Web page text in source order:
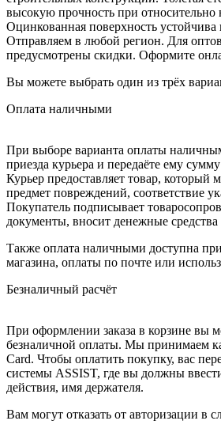
высокую прочность при относительно
Оцинкованная поверхность устойчива
Отправляем в любой регион. Для
предусмотрены скидки. Оформите
Вы можете выбрать один из трёх
Оплата наличными
При выборе варианта оплаты
приезда курьера и передаёте ему
Курьер предоставляет товар, который
предмет повреждений, соответствие
Покупатель подписывает
документы, вносит денежные средства
Также оплата наличными доступна
магазина, оплаты по почте или
Безналичный расчёт
При оформлении заказа в корзине вы
безналичной оплаты. Мы принимаем
Card. Чтобы оплатить покупку, вас
системы ASSIST, где вы должны
действия, имя держателя.
Вам могут отказать от авторизации в